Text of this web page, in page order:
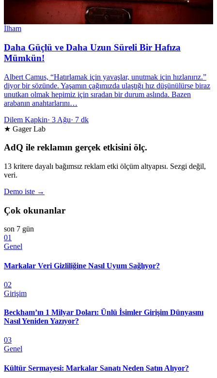
İlham
Daha Güçlü ve Daha Uzun Süreli Bir Hafıza
Mümkün!
Albert Camus, “Hatırlamak için yavaşlar, unutmak için hızlanırız.”
diyor bir sözünde. Yaşamın çağımızda ulaştığı hız düşünülürse biraz
unutkan olmak hepimiz için sıradan bir durum aslında. Bazen
arabanın anahtarlarını…
Dilem Kapkin· 3 Ağu· 7 dk
★ Gager Lab
AdQ ile reklamın gerçek etkisini ölç.
13 kritere dayalı bağımsız reklam etki ölçüm altyapısı. Sezgi değil,
veri.
Demo iste →
Çok okunanlar
son 7 gün
01
Genel
Markalar Veri Gizliliğine Nasıl Uyum Sağlıyor?
02
Girişim
Beckham’ın 1 Milyar Doları: Ünlü İsimler Girişim Dünyasını
Nasıl Yeniden Yazıyor?
03
Genel
Kültür Sermayesi: Markalar Sanatı Neden Satın Alıyor?